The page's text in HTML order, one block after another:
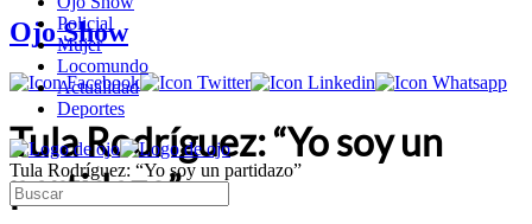
Policial
Mujer
Locomundo
Actualidad
Deportes
Tula Rodríguez: “Yo soy un partidazo”
Ojo Show
Tula Rodríguez: “Yo soy un
partidazo”